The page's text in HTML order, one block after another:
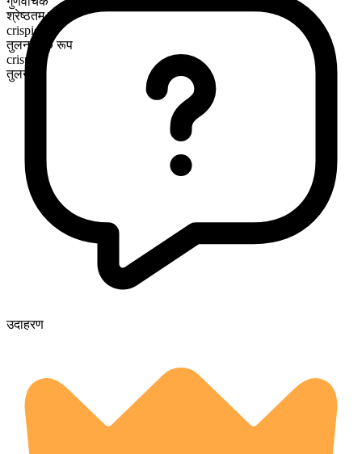
श्रेष्ठतम रूप
crispiest
तुलनात्मक रूप
crispier
तुलनीय
उदाहरण